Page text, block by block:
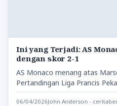
Ini yang Terjadi: AS
dengan skor 2-1
AS Monaco menang atas
Pertandingan Liga Prancis
Dari…
06/04/2026John Anderson -